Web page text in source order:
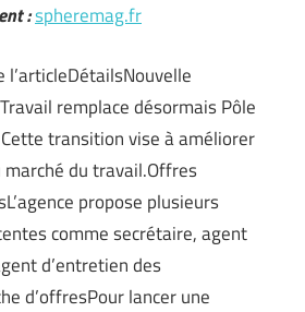
:spheremag.fr
remplace désormais Pôle
transition vise à améliorer
du travail.Offres
propose plusieurs
comme secrétaire, agent
d’entretien des
d’offresPour lancer une